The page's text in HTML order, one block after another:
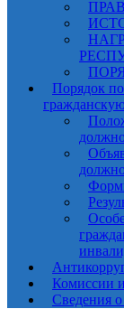
Порядок
Комиссии
Сведения о